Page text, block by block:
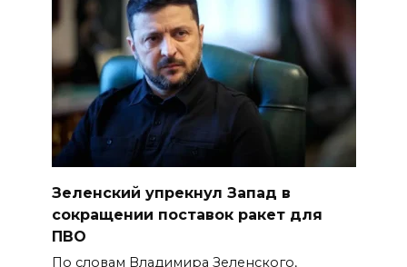
Зеленский упрекнул Запад в
сокращении поставок ракет для
ПВО
По словам Владимира Зеленского,